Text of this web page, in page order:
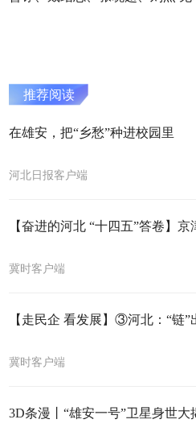
推荐阅读
在雄安，把“乡愁”种进校园里
河北日报客户端
冀时客户端
【走民企 看发展】③河北：“链
冀时客户端
3D条漫丨“雄安一号”卫星身世大